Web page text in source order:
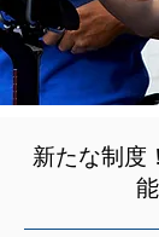
新たな制度